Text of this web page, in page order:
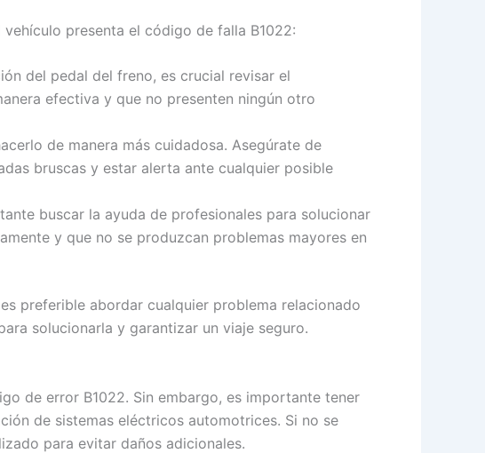
presenta el código de falla B1022:
del pedal del freno, es crucial revisar el
efectiva y que no presenten ningún otro
de manera más cuidadosa. Asegúrate de
bruscas y estar alerta ante cualquier posible
buscar la ayuda de profesionales para solucionar
y que no se produzcan problemas mayores en
preferible abordar cualquier problema relacionado
solucionarla y garantizar un viaje seguro.
de error B1022. Sin embargo, es importante tener
de sistemas eléctricos automotrices. Si no se
para evitar daños adicionales.